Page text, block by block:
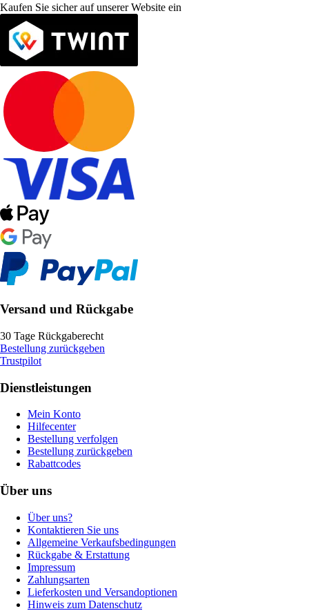
Kaufen Sie sicher auf unserer Website ein
Versand und Rückgabe
30 Tage Rückgaberecht
Bestellung zurückgeben
Trustpilot
Dienstleistungen
Mein Konto
Hilfecenter
Bestellung verfolgen
Bestellung zurückgeben
Rabattcodes
Über uns
Über uns?
Kontaktieren Sie uns
Allgemeine Verkaufsbedingungen
Rückgabe & Erstattung
Impressum
Zahlungsarten
Lieferkosten und Versandoptionen
Hinweis zum Datenschutz